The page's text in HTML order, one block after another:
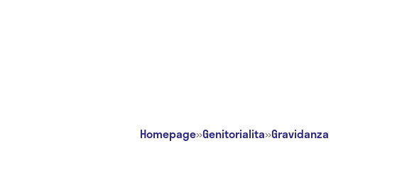
Homepage»Genitorialita»Gravidanza